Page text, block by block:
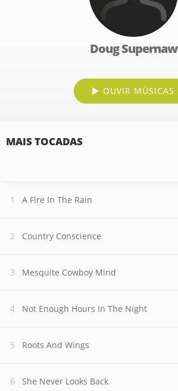
Doug Supernaw
OUVIR MÚSICAS
MAIS TOCADAS
A Fire In The Rain
Country Conscience
Mesquite Cowboy Mind
Not Enough Hours In The Night
Roots And Wings
She Never Looks Back